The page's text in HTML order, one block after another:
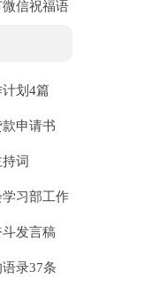
信祝福语
划4篇
申请书
词
习部工作
发言稿
录37条